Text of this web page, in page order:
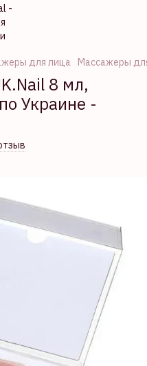
для лица Массажеры
8 мл,
Украине -